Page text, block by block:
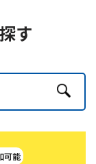
す
可能